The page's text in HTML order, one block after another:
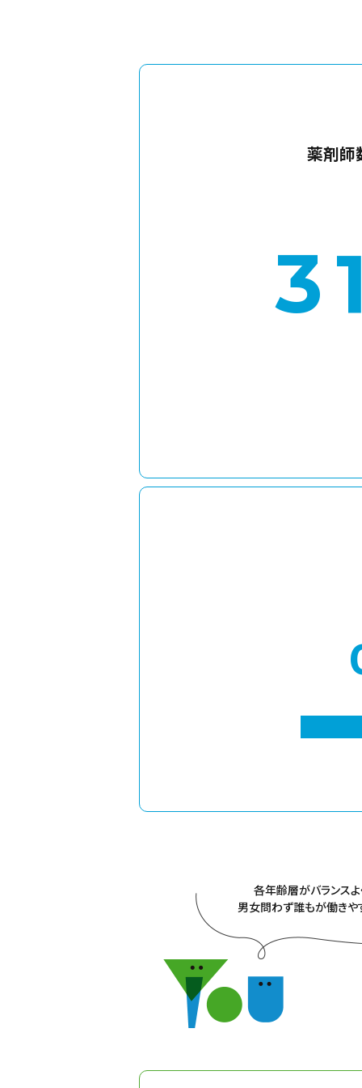
薬剤師
3
各年齢層がバランスよ
男女問わず誰もが働きや